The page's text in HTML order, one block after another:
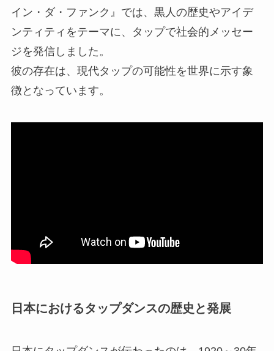
イン・ダ・ファンク』では、黒人の歴史やアイデ
ンティティをテーマに、タップで社会的メッセー
ジを発信しました。
彼の存在は、現代タップの可能性を世界に示す象
徴となっています。
日本におけるタップダンスの歴史と発展